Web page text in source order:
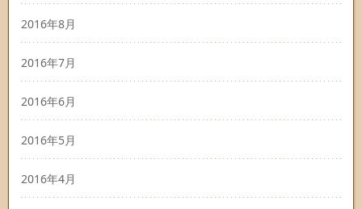
2016年8月
2016年7月
2016年6月
2016年5月
2016年4月